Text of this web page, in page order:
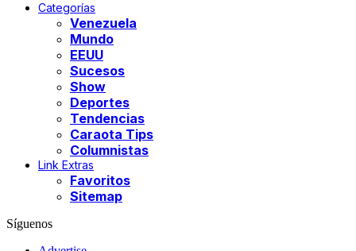
Categorías
Venezuela
Mundo
EEUU
Sucesos
Show
Deportes
Tendencias
Caraota Tips
Columnistas
Link Extras
Favoritos
Sitemap
Síguenos